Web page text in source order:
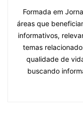
Formada em
áreas que
informativos,
temas
qualidade de
buscando